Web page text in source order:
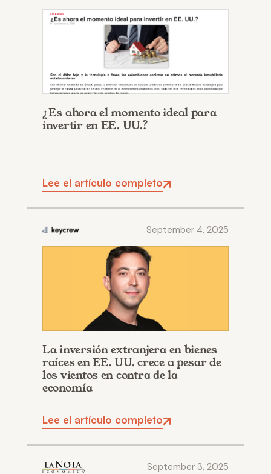
¿Es ahora el momento ideal para
invertir en EE. UU.?
Lee el artículo completo
September 4, 2025
La inversión extranjera en bienes
raíces en EE. UU. crece a pesar de
los vientos en contra de la
economía
Lee el artículo completo
September 3, 2025